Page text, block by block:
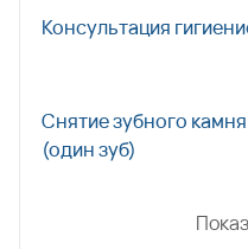
Консультация
Снятие зубного камня
(один зуб)